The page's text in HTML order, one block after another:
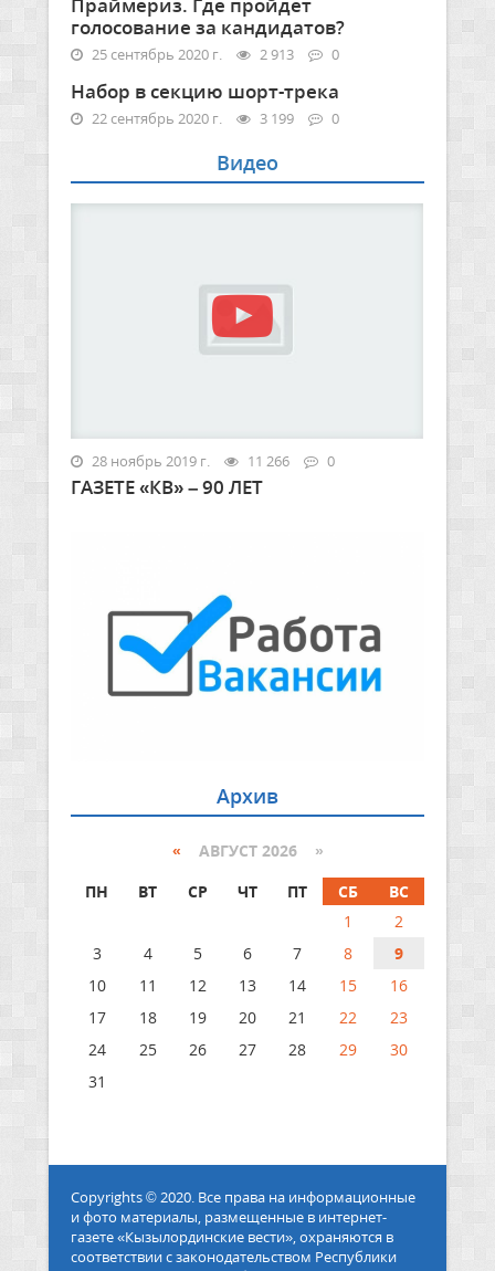
Праймериз. Где пройдет
голосование за кандидатов?
25 сентябрь 2020 г. 2 913 0
Набор в секцию шорт-трека
22 сентябрь 2020 г. 3 199 0
Видео
28 ноябрь 2019 г. 11 266 0
ГАЗЕТЕ «КВ» – 90 ЛЕТ
Архив
« АВГУСТ 2026 »
ПН
ВТ СР ЧТ ПТ СБ
ВС
1
2
3
4 5 6 7 8
9
10
11 12 13 14 15
16
17
18 19 20 21 22
23
24
25 26 27 28 29
30
31
Copyrights © 2020. Все права на информационные
и фото материалы, размещенные в интернет-
газете «Кызылординские вести», охраняются в
соответствии с законодательством Республики